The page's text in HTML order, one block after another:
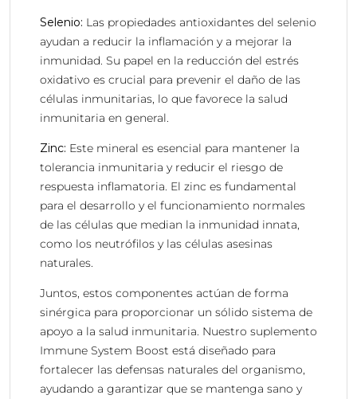
Selenio: Las propiedades antioxidantes del selenio
ayudan a reducir la inflamación y a mejorar la
inmunidad. Su papel en la reducción del estrés
oxidativo es crucial para prevenir el daño de las
células inmunitarias, lo que favorece la salud
inmunitaria en general.
Zinc: Este mineral es esencial para mantener la
tolerancia inmunitaria y reducir el riesgo de
respuesta inflamatoria. El zinc es fundamental
para el desarrollo y el funcionamiento normales
de las células que median la inmunidad innata,
como los neutrófilos y las células asesinas
naturales.
Juntos, estos componentes actúan de forma
sinérgica para proporcionar un sólido sistema de
apoyo a la salud inmunitaria. Nuestro suplemento
Immune System Boost está diseñado para
fortalecer las defensas naturales del organismo,
ayudando a garantizar que se mantenga sano y